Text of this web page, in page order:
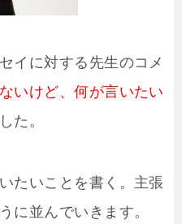
イに対する先生のコメ
いけど、何が言いたい
た。
たいことを書く。主張
に並んでいきます。